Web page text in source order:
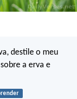
destile o meu
a erva e